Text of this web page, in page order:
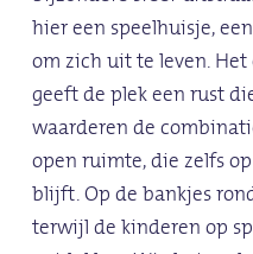
hier een speelhuisje,
om zich uit te leven.
geeft de plek een rust
waarderen de
open ruimte, die zelfs
blijft. Op de bankjes
terwijl de kinderen op